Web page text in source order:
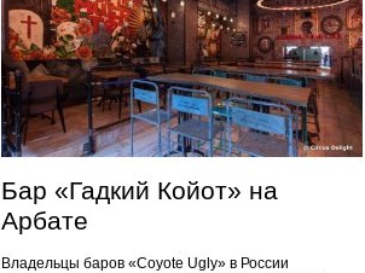
Бар «Гадкий Койот» на
Арбате
Владельцы баров «Coyote Ugly» в России